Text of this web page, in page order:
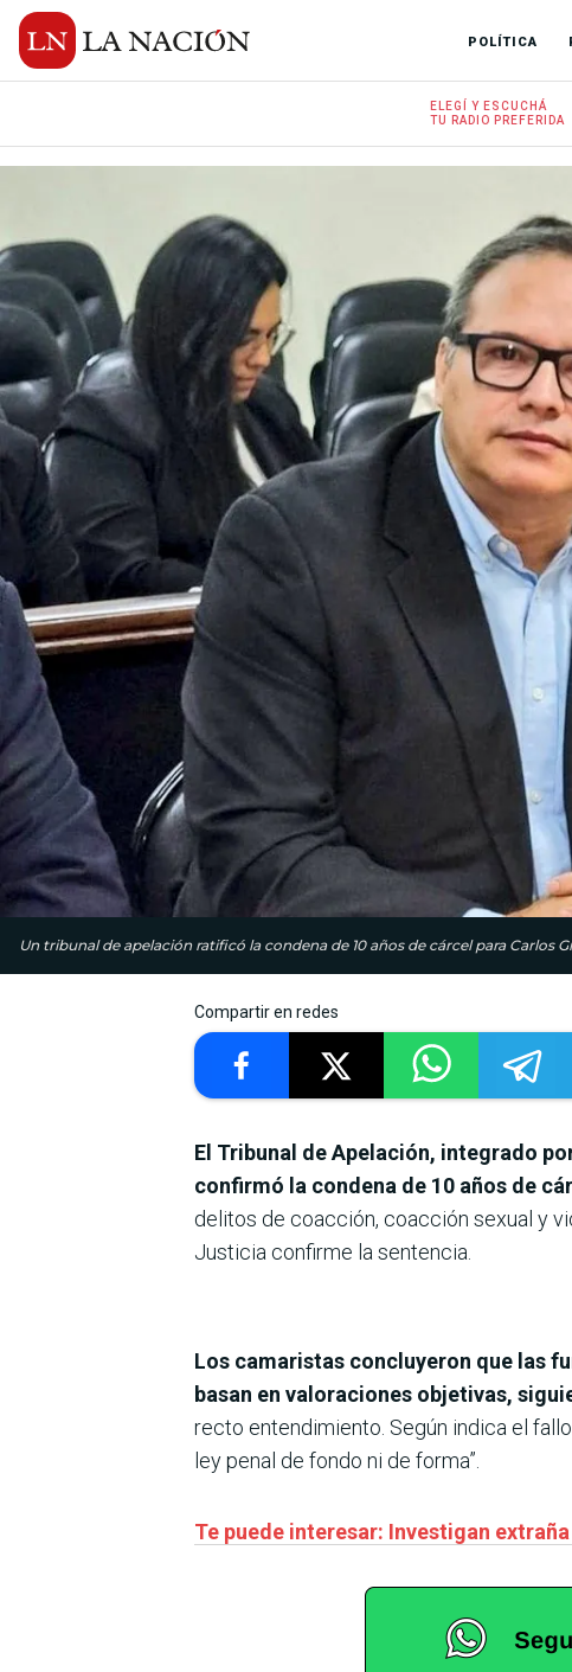
POLÍTICA
ELEGÍ Y ESCUCHÁ
TU RADIO PREFERIDA
Un tribunal de apelación ratificó la condena de 10 años de cárcel para Carlos
Compartir en redes
El Tribunal de Apelación, integrado
confirmó la condena de 10 años de
delitos de coacción, coacción sexual y
Justicia confirme la sentencia.
Los camaristas concluyeron que las
basan en valoraciones objetivas,
recto entendimiento. Según indica el
ley penal de fondo ni de forma”.
Te puede interesar: Investigan